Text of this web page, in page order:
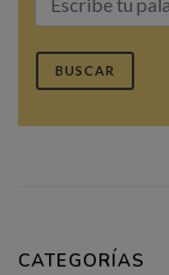
BUSCAR
CATEGORÍAS